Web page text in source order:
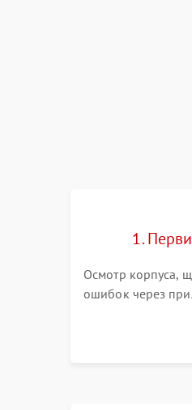
1.
Осмотр корпуса,
ошибок через
Замер емкости